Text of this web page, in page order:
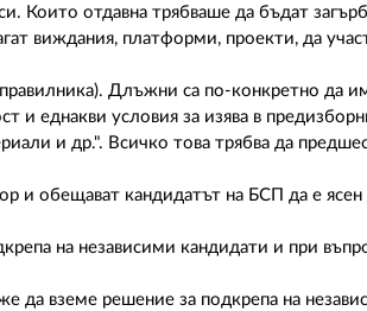
Които отдавна трябваше да бъдат
виждания, платформи, проекти, да
Длъжни са по-конкретно да
и еднакви условия за изява в
и др.". Всичко това трябва да
и обещават кандидатът на БСП да е ясен
на независими кандидати и при
да вземе решение за подкрепа на